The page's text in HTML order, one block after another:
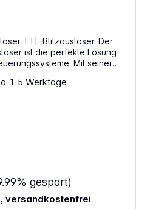
TTL-Blitzauslöser. Der
ist die perfekte Lösung
Mit seiner
zu arbeiten,
und Präzision
FT433
und
in anspruchsvollsten
Signalübertragung. Ob
actiongeladenen
1-5 Werktage
gespart)
versandkostenfrei